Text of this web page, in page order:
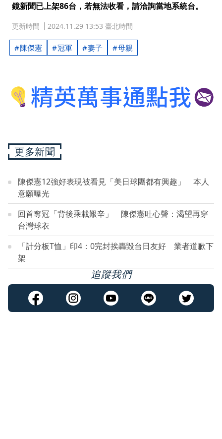
鏡新聞已上架86台，若無法收看，請洽詢當地系統台。
更新時間 2024.11.29 13:53 臺北時間
陳傑憲 冠軍 妻子 母親
更多新聞
陳傑憲12強好表現被看見「美日球團都有興趣」 本人
意願曝光
回首奪冠「背後乘載艱辛」 陳傑憲吐心聲：渴望再穿
台灣球衣
「計分板T恤」印4：0完封挨轟毀台日友好 業者道歉下
架
追蹤我們